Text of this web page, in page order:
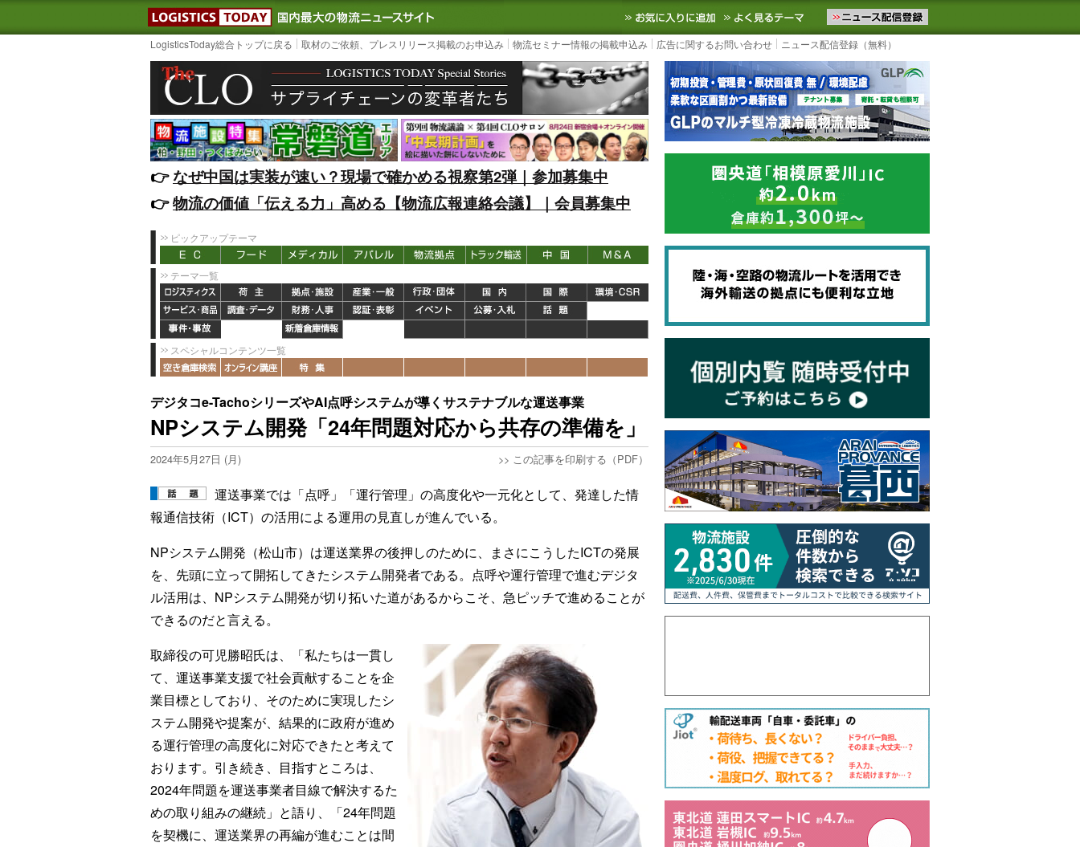
LOGISTICS TODAY｜国内最大の物流ニュースサイト3PL, SCMなど国内外の最新の物流ニュースをお届けします。物流ニュースメール配信を登録す
お気に入りに追加 よく見るテーマ
LogisticsToday総合トップに戻る 取材のご依頼、プレスリリース掲載のお申込み 物流セミナー情報の掲載申込み 広告に関するお問い合わせ ニュース配信登録（無料）
👉️なぜ中国は実装が速い？現場で確かめる視察第2弾｜参加募集中
👉️物流の価値「伝える力」高める【物流広報連絡会議】｜会員募集中
ピックアップテーマ
テーマ一覧
スペシャルコンテンツ一覧
デジタコe-TachoシリーズやAI点呼システムが導くサステナブルな運送事業
NPシステム開発「24年問題対応から共存の準備を」
2024年5月27日 (月) >> この記事を印刷する（PDF）
運送事業では「点呼」「運行管理」の高度化や一元化として、発達した情
報通信技術（ICT）の活用による運用の見直しが進んでいる。
NPシステム開発（松山市）は運送業界の後押しのために、まさにこうしたICTの発展
を、先頭に立って開拓してきたシステム開発者である。点呼や運行管理で進むデジタ
ル活用は、NPシステム開発が切り拓いた道があるからこそ、急ピッチで進めることが
できるのだと言える。
取締役の可児勝昭氏は、「私たちは一貫し
て、運送事業支援で社会貢献することを企
業目標としており、そのために実現したシ
ステム開発や提案が、結果的に政府が進め
る運行管理の高度化に対応できたと考えて
おります。引き続き、目指すところは、
2024年問題を運送事業者目線で解決するた
めの取り組みの継続」と語り、「24年問題
を契機に、運送業界の再編が進むことは間